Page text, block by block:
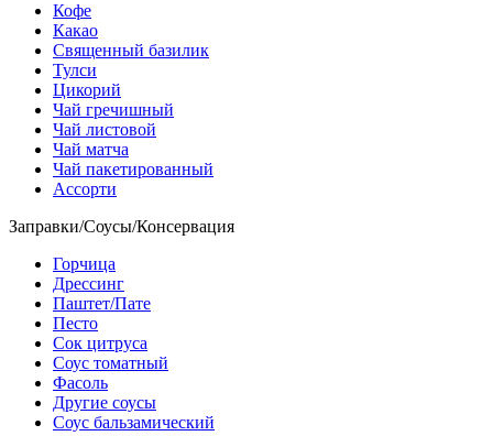
Кофе
Какао
Священный базилик
Тулси
Цикорий
Чай гречишный
Чай листовой
Чай матча
Чай пакетированный
Ассорти
Заправки/Соусы/Консервация
Горчица
Дрессинг
Паштет/Пате
Песто
Сок цитруса
Соус томатный
Фасоль
Другие соусы
Соус бальзамический